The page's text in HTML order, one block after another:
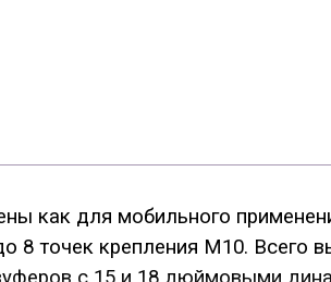
как для мобильного
8 точек крепления М10.